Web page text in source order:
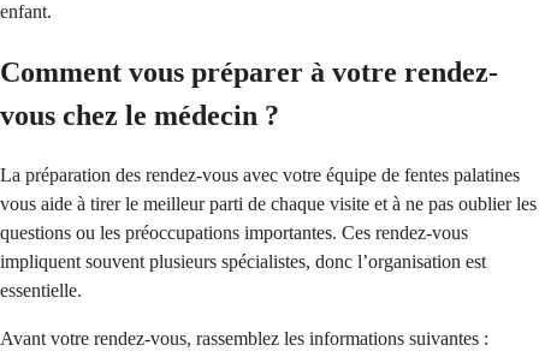
enfant.
Comment vous préparer à votre rendez-
vous chez le médecin ?
La préparation des rendez-vous avec votre équipe de fentes palatines
vous aide à tirer le meilleur parti de chaque visite et à ne pas oublier les
questions ou les préoccupations importantes. Ces rendez-vous
impliquent souvent plusieurs spécialistes, donc l’organisation est
essentielle.
Avant votre rendez-vous, rassemblez les informations suivantes :